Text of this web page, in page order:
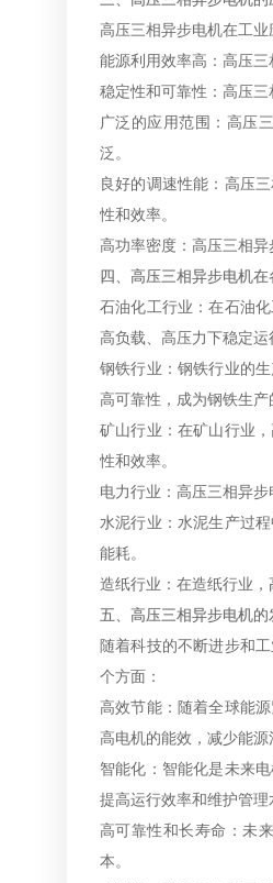
高压三相异步电机在工业
能源利用效率高 ：高压
稳定性和可靠性 ：高压
广泛的应用范围 ：高压
泛。
良好的调速性能 ：高压
性和效率。
高功率密度 ：高压三相
四、高压三相异步电机
石油化工行业 ：在石油
高负载、高压力下稳定运
钢铁行业 ：钢铁行业的
高可靠性，成为钢铁生产
矿山行业 ：在矿山行业
性和效率。
电力行业 ：高压三相异
水泥行业 ：水泥生产过
能耗。
造纸行业 ：在造纸行业，
五、高压三相异步电机的
随着科技的不断进步和
个方面：
高效节能：随着全球能
高电机的能效，减少能源
智能化 ：智能化是未来
提高运行效率和维护管理
高可靠性和长寿命 ：未
本。